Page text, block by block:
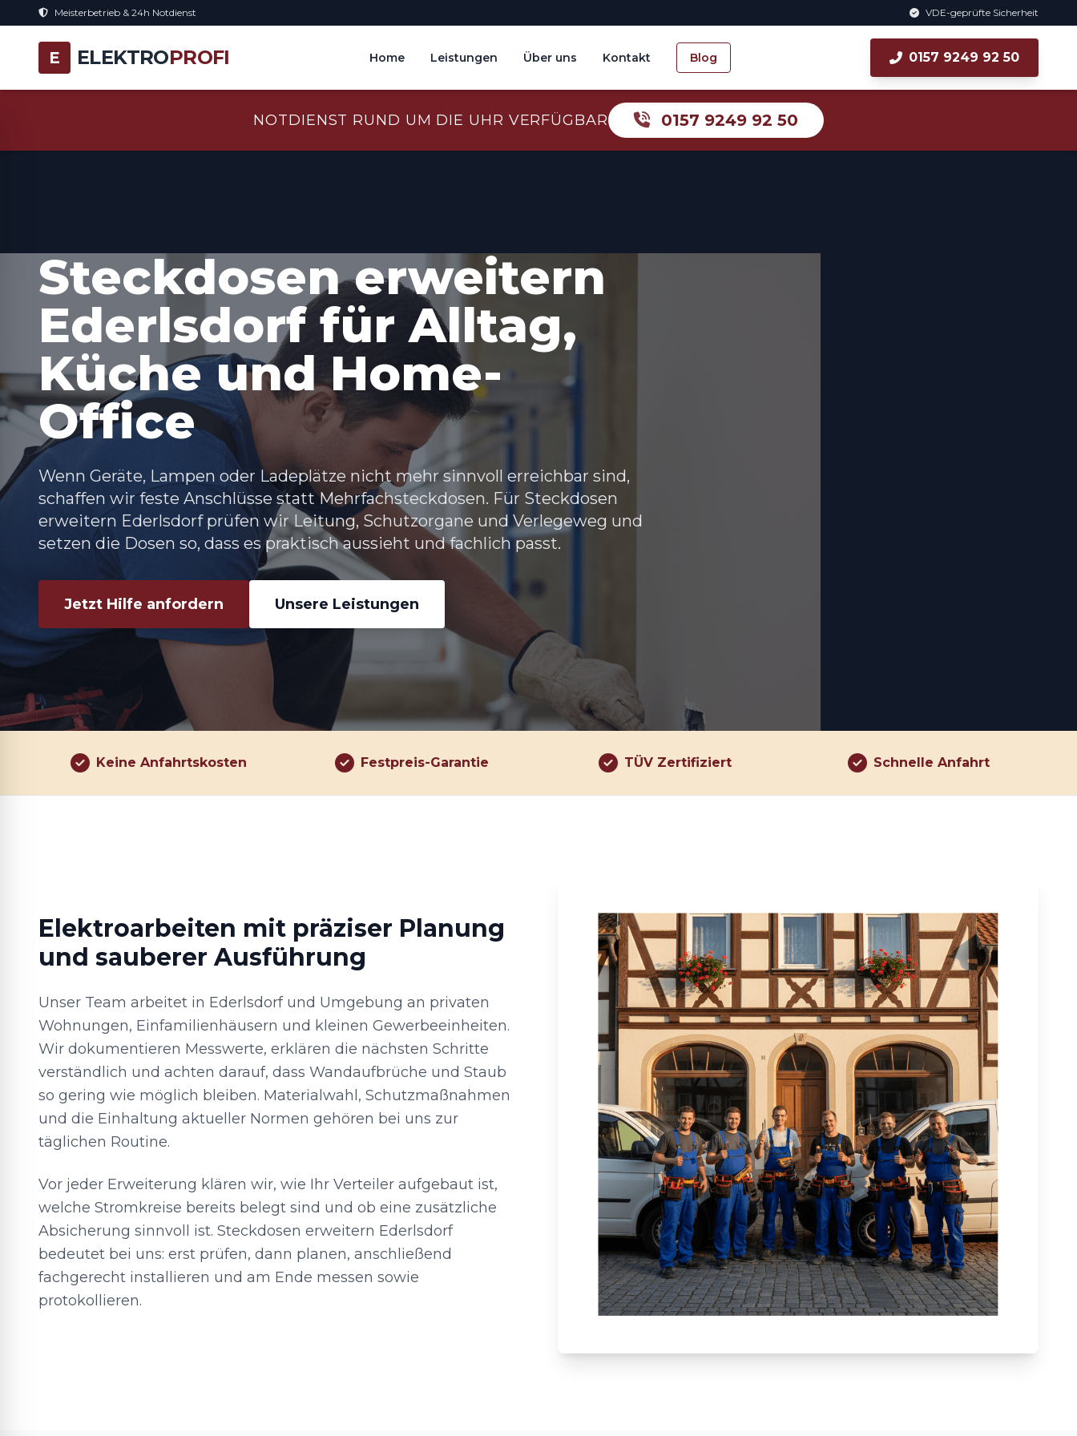
Meisterbetrieb & 24h Notdienst VDE-geprüfte Sicherheit
E ELEKTROPROFI Home Leistungen Über uns Kontakt Blog 0157 9249 92 50
NOTDIENST RUND UM DIE UHR VERFÜGBAR 0157 9249 92 50
Steckdosen erweitern
Ederlsdorf für Alltag,
Küche und Home-
Office
Wenn Geräte, Lampen oder Ladeplätze nicht mehr sinnvoll erreichbar sind,
schaffen wir feste Anschlüsse statt Mehrfachsteckdosen. Für Steckdosen
erweitern Ederlsdorf prüfen wir Leitung, Schutzorgane und Verlegeweg und
setzen die Dosen so, dass es praktisch aussieht und fachlich passt.
Jetzt Hilfe anfordern Unsere Leistungen
Keine Anfahrtskosten Festpreis-Garantie TÜV Zertifiziert Schnelle Anfahrt
Elektroarbeiten mit präziser Planung
und sauberer Ausführung
Unser Team arbeitet in Ederlsdorf und Umgebung an privaten
Wohnungen, Einfamilienhäusern und kleinen Gewerbeeinheiten.
Wir dokumentieren Messwerte, erklären die nächsten Schritte
verständlich und achten darauf, dass Wandaufbrüche und Staub
so gering wie möglich bleiben. Materialwahl, Schutzmaßnahmen
und die Einhaltung aktueller Normen gehören bei uns zur
täglichen Routine.
Vor jeder Erweiterung klären wir, wie Ihr Verteiler aufgebaut ist,
welche Stromkreise bereits belegt sind und ob eine zusätzliche
Absicherung sinnvoll ist. Steckdosen erweitern Ederlsdorf
bedeutet bei uns: erst prüfen, dann planen, anschließend
fachgerecht installieren und am Ende messen sowie
protokollieren.